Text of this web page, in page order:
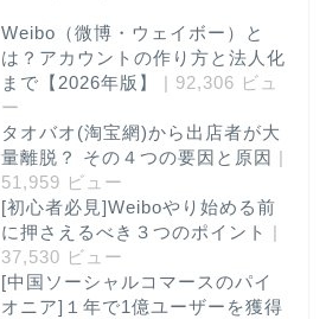
Weibo（微博・ウェイボー）と
は？アカウントの作り方と法人化
まで【2026年版】 | 92,306 ビュ
ー
タオバオ(淘宝網)から出店者が大
量離脱？ その４つの要因と原因 |
51,959 ビュー
[初心者必見]Weiboやり始める前
に押さえるべき３つのポイント |
37,530 ビュー
[中国ソーシャルコマースのパイ
オニア]１年で1億ユーザーを獲得